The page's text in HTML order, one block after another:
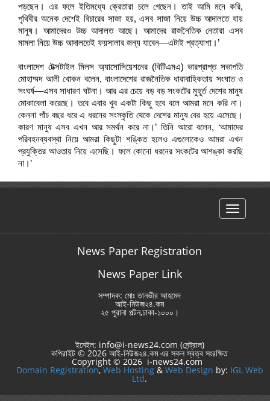
পড়ছেন। এর ফলে ইতিমধ্যে ক্রেতারা চলে গেছেন। তাই আমি মনে করি,
পৃথিবীর অনেক দেশেই বিচারের সাজা হয়, এসব সাজা নিয়ে উচ্চ আদালতে যায়
মানুষ। আমাদেরও উচ্চ আদালত আছে। আমাদের রাজনৈতিক নেতারা এসব
মামলা নিয়ে উচ্চ আদালতেই ফয়সালার জন্য যাবেন—এটাই প্রত্যাশা।’
বাংলাদেশ টেক্সটাইল মিলস অ্যাসোসিয়েশনের (বিটিএমএ) ভারপ্রাপ্ত সভাপতি
মোহাম্মদ আলী খোকন বলেন, বাংলাদেশের রাজনৈতিক ধারাবাহিকতায় সংঘাত ও
সংঘর্ষ—এসব সাধারণ ঘটনা। আর এর চেয়ে বড় বড় সংকটের মুহূর্ত দেশের মানুষ
মোকাবেলা করেছে। তবে এবার খুব একটা কিছু হবে বলে আমরা মনে করি না।
কেননা পাঁচ বছর ধরে এ ধরনের সংস্কৃতি থেকে দেশের মানুষ বের হয়ে এসেছে।
কারণ মানুষ এসব এখন আর সমর্থন করে না।’ তিনি আরো বলেন, ‘আমাদের
পরিবহনব্যবস্থা নিয়ে আমরা কিছুটা শঙ্কিত হলেও এগুলোকেও আমরা এখন
প্রযুক্তির আওতায় নিয়ে এসেছি। ফলে কোনো ধরনের সংকটের আশঙ্কা করছি
না।’
hello
News Paper Registration
News Paper Link
সম্পাদক: মোঃ তানভীর আহমেদ
আই-নিউজ২৪.কম
২৫ পুরানা পল্টন,ঢাকা-১০০০।
ইমেইল: info@i-news24.com (সেন্ট্রাল)
কপিরাইট © 2026 আই-নিউজ২৪.কম এর সকল স্বত্ব সংরক্ষিত
Copyright © 2026 i-news24.com
Domain Registration,Web Hosting& Web Design by: IGL Web
Ltd.